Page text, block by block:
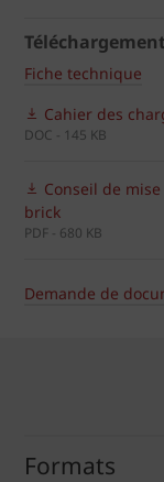
Fiche technique
Cahier des
DOC - 145 KB
Conseil de
brick
PDF - 680 KB
Demande de
Formats